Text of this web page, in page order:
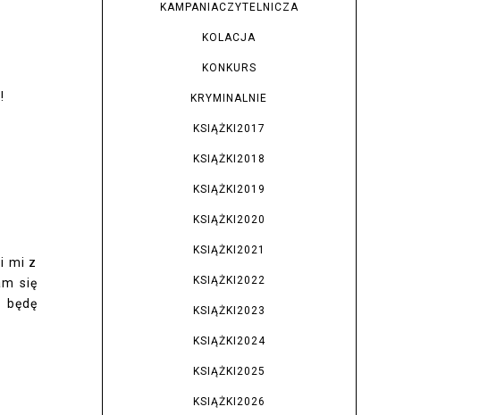
mi z
się
KAMPANIACZYTELNICZA
KOLACJA
KONKURS
KRYMINALNIE
KSIĄŻKI2017
KSIĄŻKI2018
KSIĄŻKI2019
KSIĄŻKI2020
KSIĄŻKI2021
KSIĄŻKI2022
KSIĄŻKI2023
KSIĄŻKI2024
KSIĄŻKI2025
KSIĄŻKI2026